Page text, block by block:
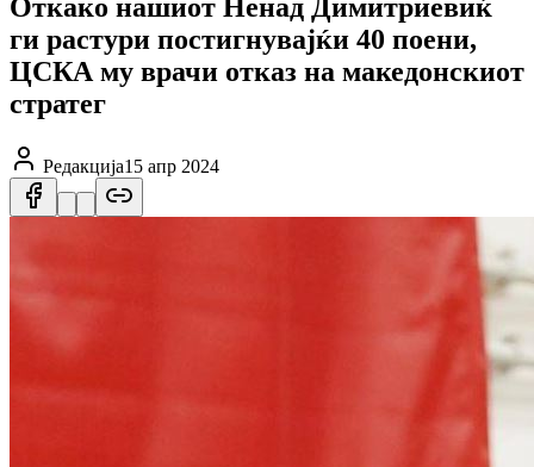
Откако нашиот Ненад Димитриевиќ
ги растури постигнувајќи 40 поени,
ЦСКА му врачи отказ на македонскиот
стратег
Редакција15 апр 2024